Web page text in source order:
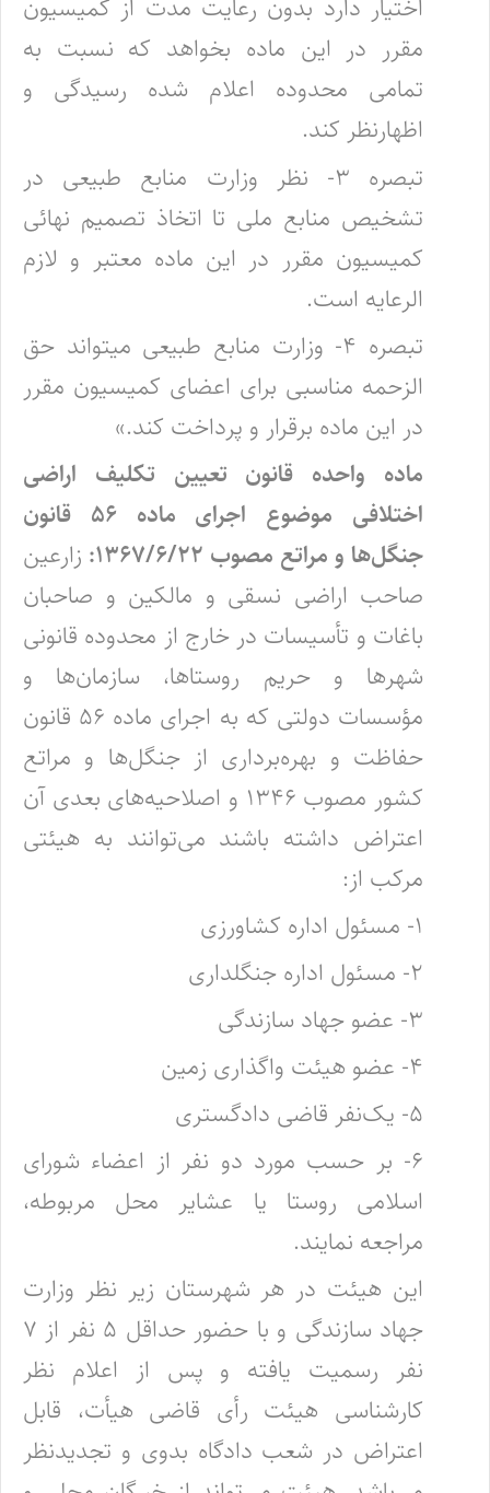
اختیار دارد ‌بدون رعایت مدت از کمیسیون
مقرر در این ماده بخواهد که نسبت به
تمامی محدوده اعلام شده رسیدگی و
اظهارنظر کند.
تبصره ۳- نظر وزارت منابع طبیعی در
تشخیص منابع ملی تا اتخاذ تصمیم نهائی
کمیسیون مقرر در این ماده معتبر و لازم‌
الرعایه است.
تبصره ۴- وزارت منابع طبیعی میتواند حق
‌الزحمه مناسبی برای اعضای کمیسیون مقرر
در این ماده برقرار و پرداخت کند.»
ماده واحده قانون تعیین تکلیف اراضی
اختلافی موضوع اجرای ماده ۵۶ قانون
جنگل‌ها و مراتع مصوب ۱۳۶۷/۶/۲۲:
زارعین
صاحب اراضی نسقی و مالکین و صاحبان
باغات و تأسیسات در خارج از محدوده قانونی
شهرها و حریم روستاها، سازمان‌ها و
مؤسسات دولتی که به اجرای ماده ۵۶ قانون
حفاظت و بهره‌برداری از جنگل‌ها و مراتع
کشور مصوب ۱۳۴۶ و اصلاحیه‌های بعدی آن
اعتراض داشته باشند می‌توانند به هیئتی
مرکب از:
۱- مسئول اداره کشاورزی
۲- مسئول اداره جنگلداری
۳- عضو جهاد سازندگی
۴- عضو هیئت واگذاری زمین
۵- یک‌نفر قاضی دادگستری
۶- بر حسب مورد دو نفر از اعضاء شورای
اسلامی روستا یا عشایر محل مربوطه،
مراجعه نمایند.
‌این هیئت در هر شهرستان زیر نظر وزارت
جهاد سازندگی و با حضور حداقل ۵ نفر از ۷
نفر رسمیت یافته و پس از اعلام نظر
کارشناسی هیئت رأی قاضی هیأت‌، قابل
اعتراض در شعب دادگاه بدوی و تجدیدنظر